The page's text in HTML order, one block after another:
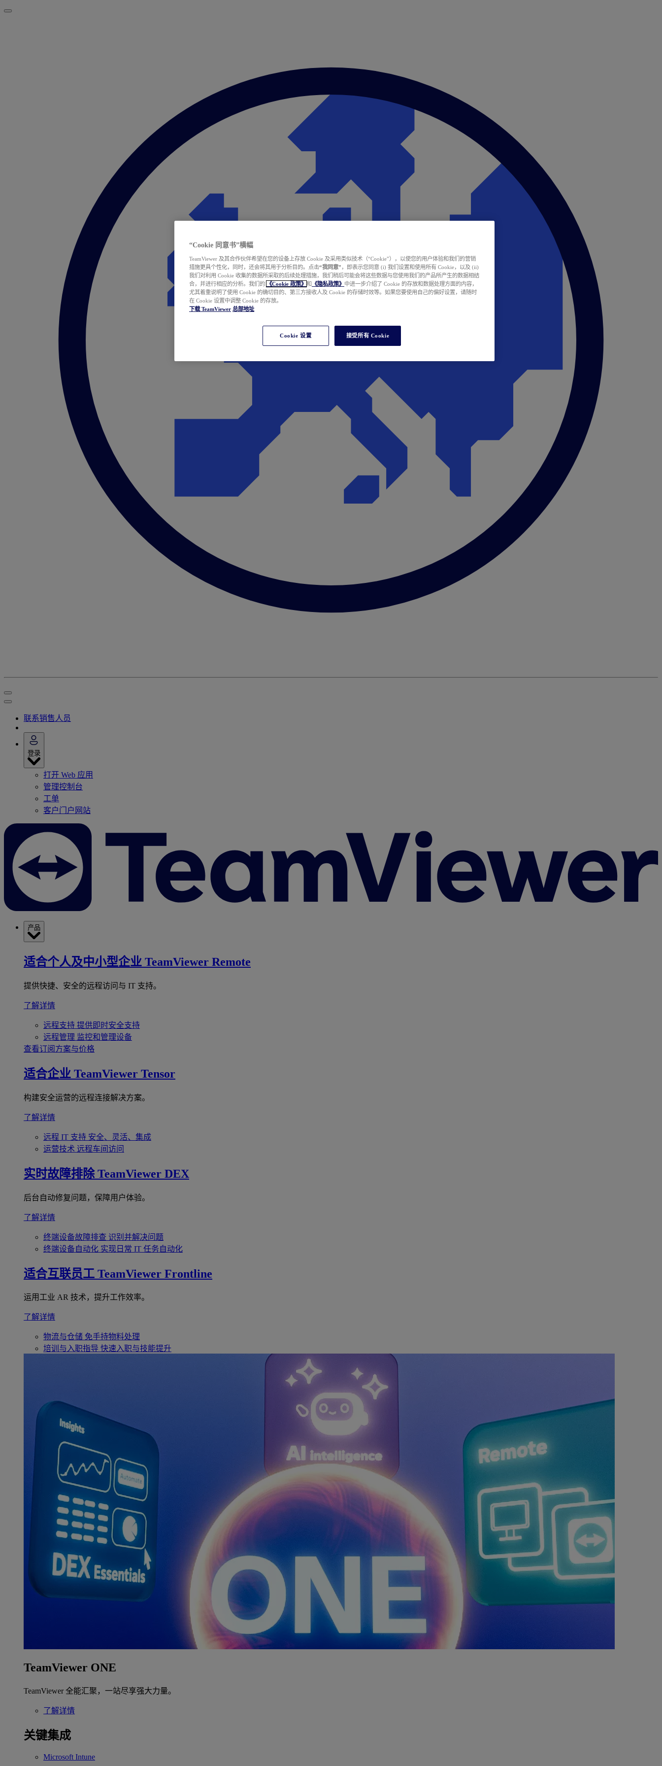
联系销售人员
登录
打开 Web 应用
管理控制台
工单
客户门户网站
产品
适合个人及中小型企业 TeamViewer Remote
提供快捷、安全的远程访问与 IT 支持。
了解详情
远程支持 提供即时安全支持
远程管理 监控和管理设备
查看订阅方案与价格
适合企业 TeamViewer Tensor
构建安全运营的远程连接解决方案。
了解详情
远程 IT 支持 安全、灵活、集成
运营技术 远程车间访问
实时故障排除 TeamViewer DEX
后台自动修复问题，保障用户体验。
了解详情
终端设备故障排查 识别并解决问题
终端设备自动化 实现日常 IT 任务自动化
适合互联员工 TeamViewer Frontline
运用工业 AR 技术，提升工作效率。
了解详情
物流与仓储 免手持物料处理
培训与入职指导 快速入职与技能提升
TeamViewer ONE
TeamViewer 全能汇聚，一站尽享强大力量。
了解详情
关键集成
Microsoft Intune
“Cookie 同意书”横幅
TeamViewer 及其合作伙伴希望在您的设备上存放 Cookie 及采用类似技术（“Cookie”），以使您的用户体验和我们的营销
措施更具个性化，同时，还会将其用于分析目的。点击“我同意” ，即表示您同意 (i) 我们设置和使用所有 Cookie，以及 (ii)
我们对利用 Cookie 收集的数据所采取的后续处理措施，我们稍后可能会将这些数据与您使用我们的产品所产生的数据相结
合，并进行相应的分析。我们的
《Cookie 政策》 和 《隐私政策》 中进一步介绍了 Cookie 的存放和数据处理方面的内容，
尤其着重说明了使用 Cookie 的确切目的、第三方接收人及 Cookie 的存储时效等。如果您要使用自己的偏好设置，请随时
在 Cookie 设置中调整 Cookie 的存放。
下载 TeamViewer 总部地址
Cookie 设置 接受所有 Cookie